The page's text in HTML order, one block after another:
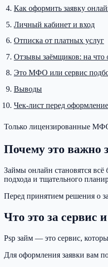
Как оформить заявку
Личный кабинет и вход
Отписка от платных услуг
Отзывы заёмщиков: на что
Это МФО или сервис
Выводы
Чек-лист перед
Только лицензированные
Почему это важно
Займы онлайн становятся
подхода и тщательного
Перед принятием решения о
Что это за сервис
Psp займ — это сервис,
Для оформления заявки вам